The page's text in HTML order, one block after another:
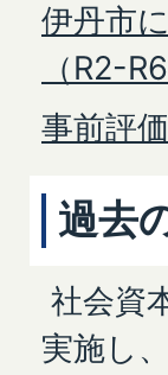
伊丹市
（R2-
事前評
過去
社会資
実施し